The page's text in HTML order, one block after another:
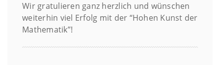
Wir gratulieren ganz herzlich und wünschen
weiterhin viel Erfolg mit der “Hohen Kunst der
Mathematik”!